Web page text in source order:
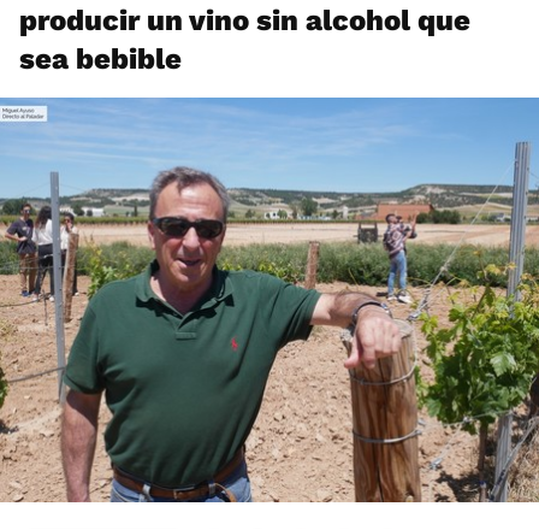
producir un vino sin alcohol que
sea bebible